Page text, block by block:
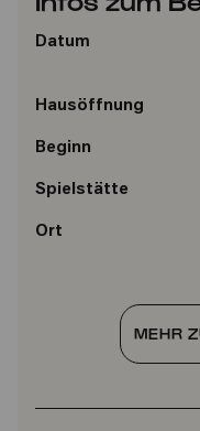
Datum
Hausöffnung
Beginn
Spielstätte
Ort
MEHR